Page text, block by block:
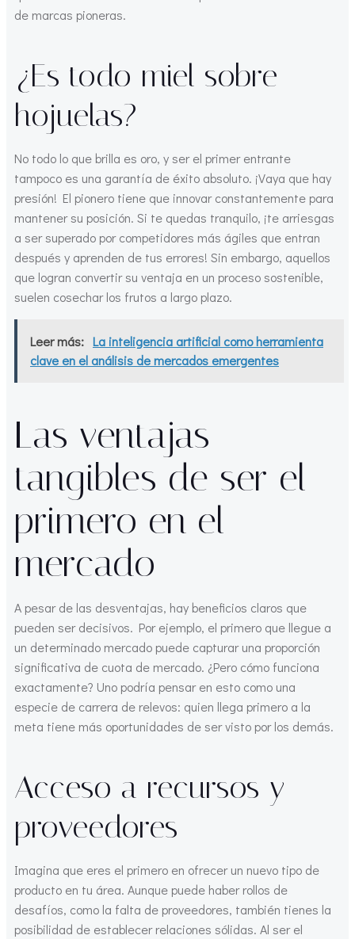
de marcas pioneras.
¿Es todo miel sobre
hojuelas?
No todo lo que brilla es oro, y ser el primer entrante
tampoco es una garantía de éxito absoluto. ¡Vaya que hay
presión! El pionero tiene que innovar constantemente para
mantener su posición. Si te quedas tranquilo, ¡te arriesgas
a ser superado por competidores más ágiles que entran
después y aprenden de tus errores! Sin embargo, aquellos
que logran convertir su ventaja en un proceso sostenible,
suelen cosechar los frutos a largo plazo.
Leer más: La inteligencia artificial como herramienta
clave en el análisis de mercados emergentes
Las ventajas
tangibles de ser el
primero en el
mercado
A pesar de las desventajas, hay beneficios claros que
pueden ser decisivos. Por ejemplo, el primero que llegue a
un determinado mercado puede capturar una proporción
significativa de cuota de mercado. ¿Pero cómo funciona
exactamente? Uno podría pensar en esto como una
especie de carrera de relevos: quien llega primero a la
meta tiene más oportunidades de ser visto por los demás.
Acceso a recursos y
proveedores
Imagina que eres el primero en ofrecer un nuevo tipo de
producto en tu área. Aunque puede haber rollos de
desafíos, como la falta de proveedores, también tienes la
posibilidad de establecer relaciones sólidas. Al ser el